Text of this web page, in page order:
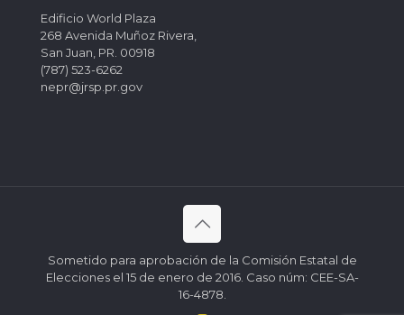
Edificio World Plaza
268 Avenida Muñoz Rivera,
San Juan, PR. 00918
(787) 523-6262
nepr@jrsp.pr.gov
Sometido para aprobación de la Comisión Estatal de
Elecciones el 15 de enero de 2016. Caso núm: CEE-SA-
16-4878.